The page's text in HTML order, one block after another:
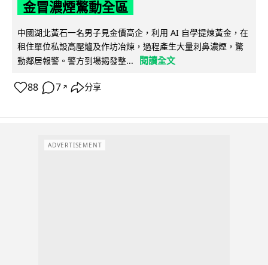
金冒濃煙驚動全區
中國湖北黃石一名男子見金價高企，利用 AI 自學提煉黃金，在
租住單位私設高壓爐及作坊冶煉，過程產生大量刺鼻濃煙，驚
動鄰居報警。警方到場揭發整...
閱讀全文
88 7 ↗ 分享
ADVERTISEMENT